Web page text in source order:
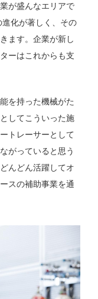
が盛んなエリアで
化が著しく、その
ます。企業が新し
ーはこれからも支
を持った機械がた
してこういった施
トレーサーとして
がっていると思う
んどん活躍してオ
スの補助事業を通